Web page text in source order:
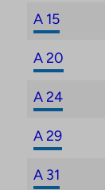
A 15
A 20
A 24
A 29
A 31